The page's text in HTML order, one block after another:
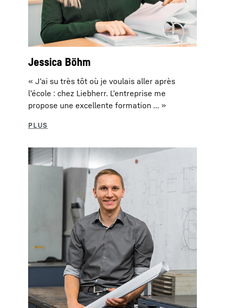
Jessica Böhm
« J’ai su très tôt où je voulais aller après
l’école : chez Liebherr. L’entreprise me
propose une excellente formation ... »